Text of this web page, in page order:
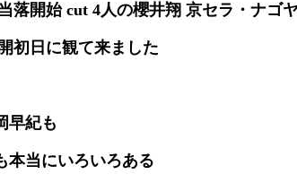
落開始 cut 4人の櫻井翔 京セラ・ナゴ
初日に観て来ました
早紀も
本当にいろいろある